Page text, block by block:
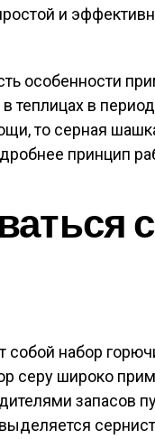
и
особенности
в
то серная
принцип
набор
серу широко
запасов